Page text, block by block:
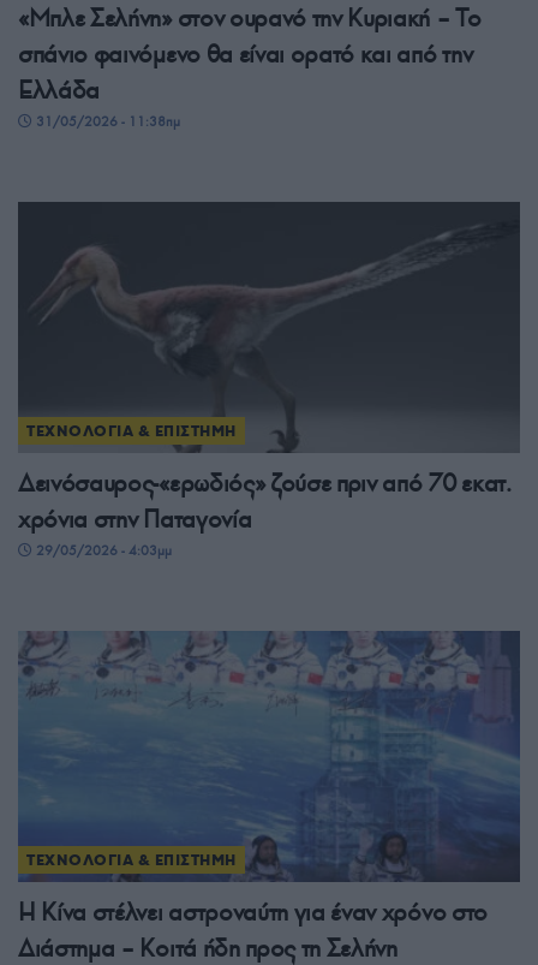
«Μπλε Σελήνη» στον ουρανό την Κυριακή – Το
σπάνιο φαινόμενο θα είναι ορατό και από την
Ελλάδα
31/05/2026 - 11:38πμ
ΤΕΧΝΟΛΟΓΙΑ & ΕΠΙΣΤΗΜΗ
Δεινόσαυρος-«ερωδιός» ζούσε πριν από 70 εκατ.
χρόνια στην Παταγονία
29/05/2026 - 4:03μμ
ΤΕΧΝΟΛΟΓΙΑ & ΕΠΙΣΤΗΜΗ
Η Κίνα στέλνει αστροναύτη για έναν χρόνο στο
Διάστημα – Kοιτά ήδη προς τη Σελήνη